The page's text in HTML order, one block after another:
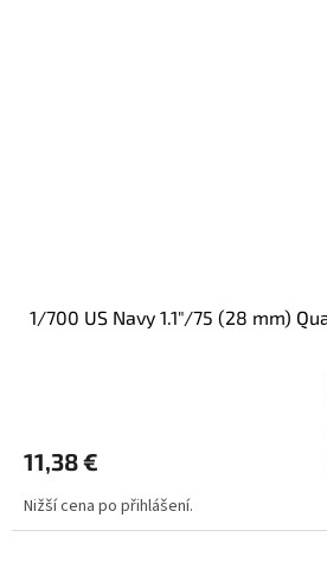
1/700 US Navy 1.1"/75 (28 mm)
11,38 €
Nižší cena po přihlášení.